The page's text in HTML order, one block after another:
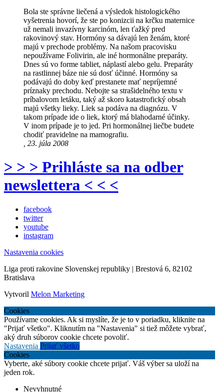
Bola ste správne liečená a výsledok histologického
vyšetrenia hovorí, že ste po konizcii na krčku maternice
už nemali invazívny karcinóm, len ťažký pred
rakovinový stav. Hormóny sa dávajú len ženám, ktoré
majú v prechode problémy. Na našom pracovisku
nepoužívame Folivirin, ale iné hormonálne preparáty.
Dnes sú vo forme tabliet, náplastí alebo gelu. Preparáty
na rastlinnej báze nie sú dosť účinné. Hormóny sa
podávajú do doby keď prestanete mať nepríjemné
príznaky prechodu. Nebojte sa strašidelného textu v
príbalovom letáku, taký až skoro katastrofický obsah
majú všetky lieky. Liek sa podáva na diagnózu. V
takom prípade ide o liek, ktorý má blahodarné účinky.
V inom prípade je to jed. Pri hormonálnej liečbe budete
chodiť pravidelne na mamografiu.
, 23. júla 2008
> > > Prihláste sa na odber
newslettera < < <
facebook
twitter
youtube
instagram
Nastavenia cookies
Liga proti rakovine Slovenskej republiky | Brestová 6, 82102
Bratislava
Vytvoril Melon Marketing
Cookies
Používame cookies. Ak si myslíte, že je to v poriadku, kliknite na
"Prijať všetko". Kliknutím na "Nastavenia" si tiež môžete vybrať,
aký druh súborov cookie chcete povoliť.
Nastavenia Prijať všetko
Cookies
Vyberte, aké súbory cookie chcete prijať. Váš výber sa uloží na
jeden rok.
Nevyhnutné